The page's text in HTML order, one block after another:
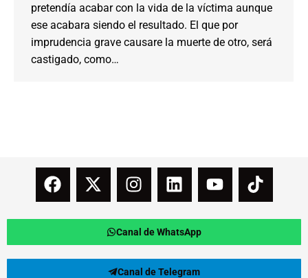
pretendía acabar con la vida de la víctima aunque
ese acabara siendo el resultado. El que por
imprudencia grave causare la muerte de otro, será
castigado, como…
Canal de WhatsApp
Canal de Telegram